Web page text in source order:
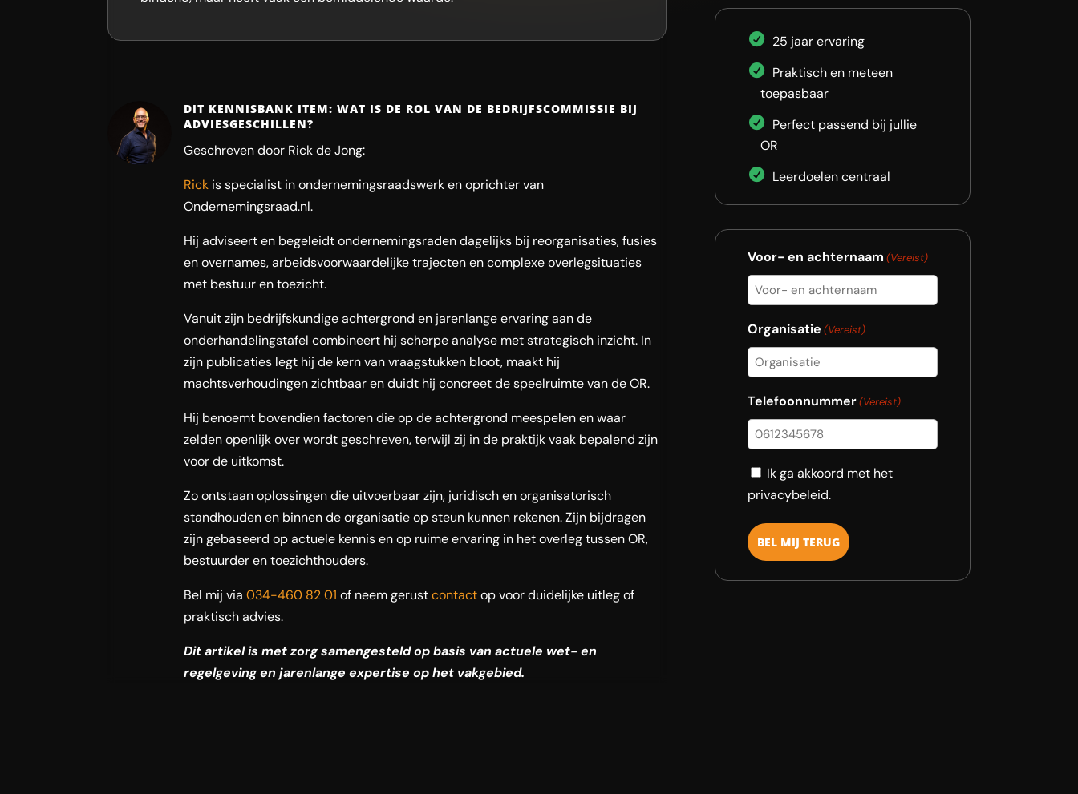
DIT KENNISBANK ITEM: WAT IS DE ROL VAN DE BEDRIJFSCOMMISSIE BIJ
ADVIESGESCHILLEN?
Geschreven door Rick de Jong:
Rick is specialist in ondernemingsraadswerk en oprichter van
Ondernemingsraad.nl.
Hij adviseert en begeleidt ondernemingsraden dagelijks bij reorganisaties, fusies
en overnames, arbeidsvoorwaardelijke trajecten en complexe overlegsituaties
met bestuur en toezicht.
Vanuit zijn bedrijfskundige achtergrond en jarenlange ervaring aan de
onderhandelingstafel combineert hij scherpe analyse met strategisch inzicht. In
zijn publicaties legt hij de kern van vraagstukken bloot, maakt hij
machtsverhoudingen zichtbaar en duidt hij concreet de speelruimte van de OR.
Hij benoemt bovendien factoren die op de achtergrond meespelen en waar
zelden openlijk over wordt geschreven, terwijl zij in de praktijk vaak bepalend zijn
voor de uitkomst.
Zo ontstaan oplossingen die uitvoerbaar zijn, juridisch en organisatorisch
standhouden en binnen de organisatie op steun kunnen rekenen. Zijn bijdragen
zijn gebaseerd op actuele kennis en op ruime ervaring in het overleg tussen OR,
bestuurder en toezichthouders.
Bel mij via034-460 82 01 of neem gerustcontactop voor duidelijke uitleg of
praktisch advies.
Dit artikel is met zorg samengesteld op basis van actuele wet- en
regelgeving en jarenlange expertise op het vakgebied.
25 jaar ervaring
Praktisch en meteen
toepasbaar
Perfect passend bij jullie
OR
Leerdoelen centraal
Voor- en achternaam (Vereist)
Organisatie (Vereist)
Telefoonnummer (Vereist)
Consent
Ik ga akkoord met het
privacybeleid.